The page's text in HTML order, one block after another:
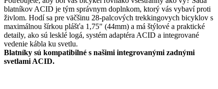
blatníkov ACID je tým správnym doplnkom, ktorý vás vybaví proti
živlom. Hodí sa pre väčšinu 28-palcových trekkingovych bicyklov s
maximálnou šírkou plášťa 1,75" (44mm) a má štýlové a praktické
detaily, ako sú lesklé logá, systém adaptéra ACID a integrované
vedenie kábla ku svetlu.
Blatníky sú kompatibilné s našimi integrovanými zadnými
svetlami ACID.